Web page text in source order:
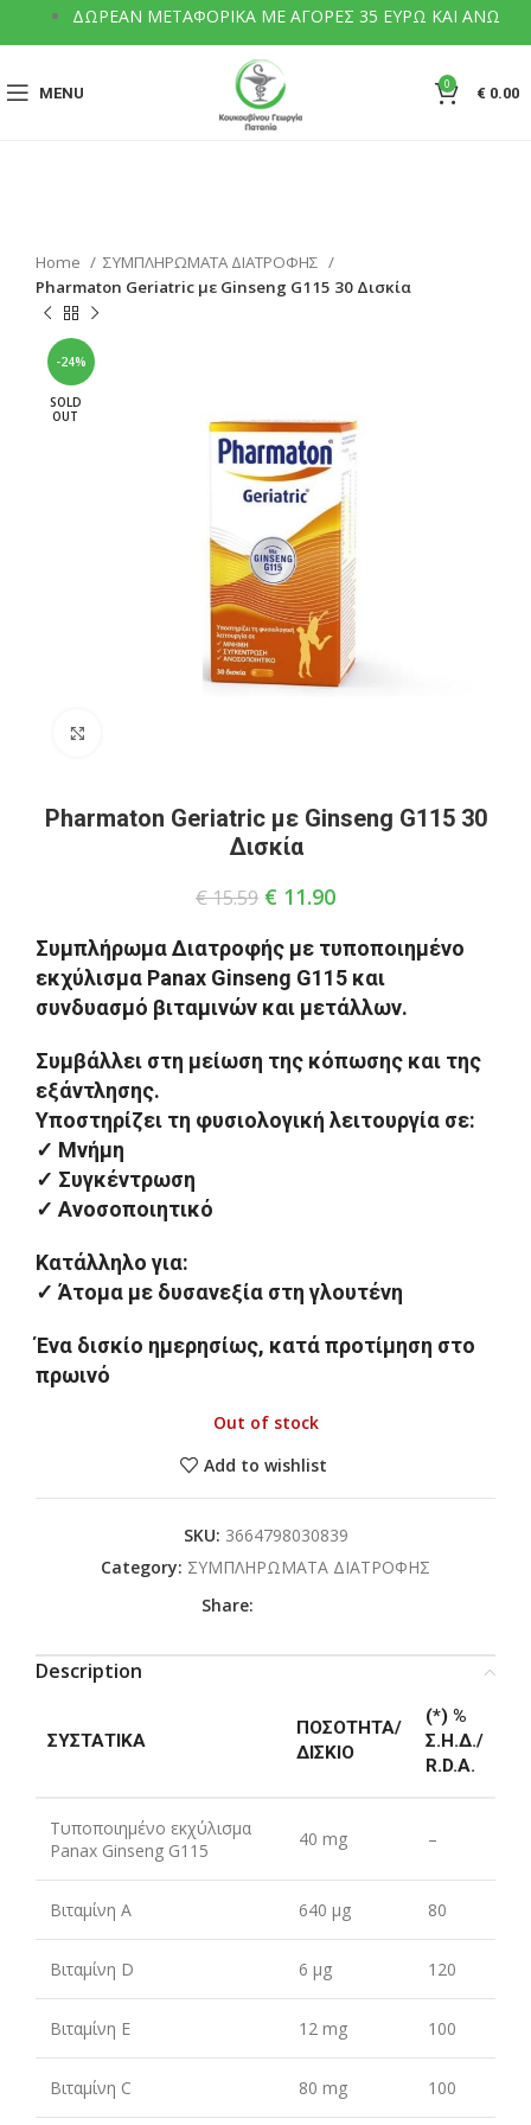
ΔΩΡΕΑΝ ΜΕΤΑΦΟΡΙΚΑ ΜΕ ΑΓΟΡΕΣ 35 ΕΥΡΩ ΚΑΙ ΑΝΩ
MENU 0 € 0.00
Home
ΣΥΜΠΛΗΡΩΜΑΤΑ ΔΙΑΤΡΟΦΗΣ
Pharmaton Geriatric με Ginseng G115 30 Δισκία
-24%
SOLD
OUT
Pharmaton Geriatric με Ginseng G115 30
Δισκία
€15.59 € 11.90
Συμπλήρωμα Διατροφής με τυποποιημένο
εκχύλισμα Panax Ginseng G115 και
συνδυασμό βιταμινών και μετάλλων.
Συμβάλλει στη μείωση της κόπωσης και της
εξάντλησης.
Υποστηρίζει τη φυσιολογική λειτουργία σε:
✓ Μνήμη
✓ Συγκέντρωση
✓ Ανοσοποιητικό
Κατάλληλο για:
✓ Άτομα με δυσανεξία στη γλουτένη
Ένα δισκίο ημερησίως, κατά προτίμηση στο
πρωινό
Out of stock
Add to wishlist
SKU: 3664798030839
Category: ΣΥΜΠΛΗΡΩΜΑΤΑ ΔΙΑΤΡΟΦΗΣ
Share:
Description
ΣΥΣΤΑΤΙΚΆ
ΠΟΣΌΤΗΤΑ/
ΔΙΣΚΊΟ
(*) %
Σ.Η.Δ./
R.D.A.
Τυποποιημένο εκχύλισμα
Panax Ginseng G115
40 mg –
Βιταμίνη A 640 μg 80
Βιταμίνη D 6 μg 120
Βιταμίνη Ε 12 mg 100
Βιταμίνη C 80 mg 100